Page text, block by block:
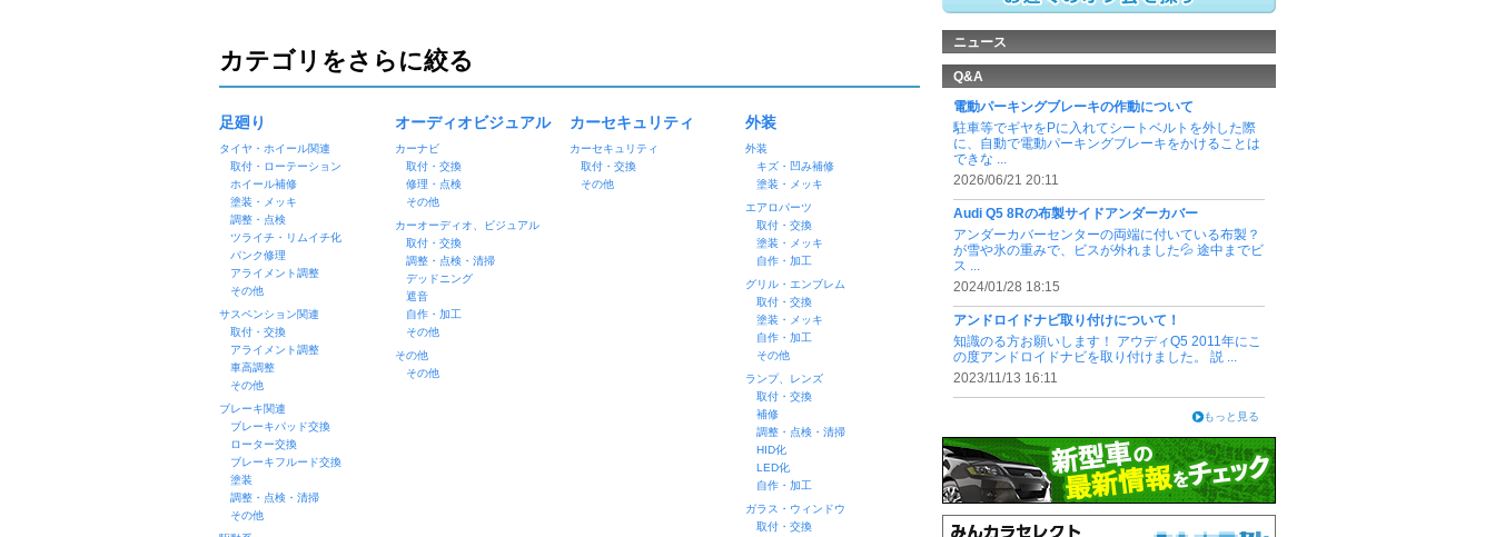
カテゴリをさらに絞る
足廻り
タイヤ・ホイール関連
取付・ローテーション
ホイール補修
塗装・メッキ
調整・点検
ツライチ・リムイチ化
パンク修理
アライメント調整
その他
サスペンション関連
取付・交換
アライメント調整
車高調整
その他
ブレーキ関連
ブレーキパッド交換
ローター交換
ブレーキフルード交換
塗装
調整・点検・清掃
その他
オーディオビジュアル
カーナビ
取付・交換
修理・点検
その他
カーオーディオ、ビジュアル
取付・交換
調整・点検・清掃
デッドニング
遮音
自作・加工
その他
その他
その他
カーセキュリティ
カーセキュリティ
取付・交換
その他
外装
外装
キズ・凹み補修
塗装・メッキ
エアロパーツ
取付・交換
塗装・メッキ
自作・加工
グリル・エンブレム
取付・交換
塗装・メッキ
自作・加工
その他
ランプ、レンズ
取付・交換
補修
調整・点検・清掃
HID化
LED化
自作・加工
ガラス・ウィンドウ
取付・交換
ニュース
Q&A
電動パーキングブレーキの作動について
駐車等でギヤをPに入れてシートベルトを外した際
に、自動で電動パーキングブレーキをかけることは
できな ...
2026/06/21 20:11
Audi Q5 8Rの布製サイドアンダーカバー
アンダーカバーセンターの両端に付いている布製？
が雪や氷の重みで、ビスが外れました💦 途中までビ
ス ...
2024/01/28 18:15
アンドロイドナビ取り付けについて！
知識のる方お願いします！ アウディQ5 2011年にこ
の度アンドロイドナビを取り付けました。 説 ...
2023/11/13 16:11
もっと見る